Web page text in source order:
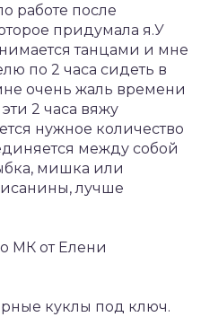
работе после
придумала я.У
танцами и мне
по 2 часа сидеть в
очень жаль времени
2 часа вяжу
нужное количество
между собой
мишка или
лучше
МК от Елени
куклы под ключ.